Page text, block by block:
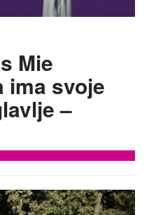
Mie
ima svoje
–